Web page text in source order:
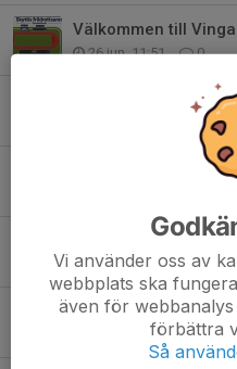
Välkommen till
26 jun, 11:51 0
Lyckad PRK-kväll
0
Vingarna på SAYO -
Fina framgångar för
8 jun, 16:56 0
Dags för PRK 2 - 16
4 jun, 00:20 0
Vi använder oss av
webbplats ska
även för
förbättra
Så